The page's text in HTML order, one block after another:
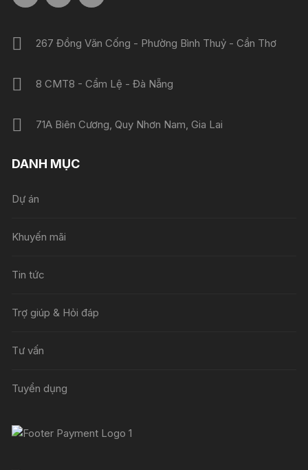
267 Đồng Văn Cống - Phường Bình Thuỷ - Cần Thơ
8 CMT8 - Cẩm Lệ - Đà Nẵng
71A Biên Cương, Quy Nhơn Nam, Gia Lai
DANH MỤC
Dự án
Khuyến mãi
Tin tức
Trợ giúp & Hỏi đáp
Tư vấn
Tuyển dụng